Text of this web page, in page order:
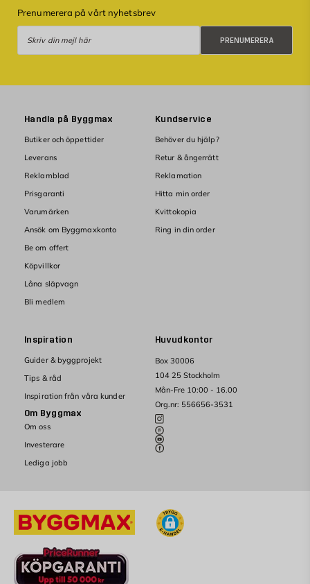
Prenumerera på vårt nyhetsbrev
PRENUMERERA
Huvudkontor
Box 30006
104 25 Stockholm
Mån-Fre 10:00 - 16.00
Org.nr: 556656-3531
Handla på Byggmax
Butiker och öppettider
Leverans
Reklamblad
Prisgaranti
Varumärken
Ansök om Byggmaxkonto
Be om offert
Köpvillkor
Låna släpvagn
Bli medlem
Kundservice
Behöver du hjälp?
Retur & ångerrätt
Reklamation
Hitta min order
Kvittokopia
Ring in din order
Inspiration
Guider & byggprojekt
Tips & råd
Inspiration från våra kunder
Om Byggmax
Om oss
Investerare
Lediga jobb